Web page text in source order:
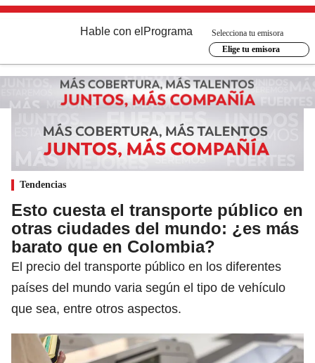
Hable con el Programa
Selecciona tu emisora
Elige tu emisora
Tendencias
Esto cuesta el transporte público en
otras ciudades del mundo: ¿es más
barato que en Colombia?
El precio del transporte público en los diferentes
países del mundo varia según el tipo de vehículo
que sea, entre otros aspectos.